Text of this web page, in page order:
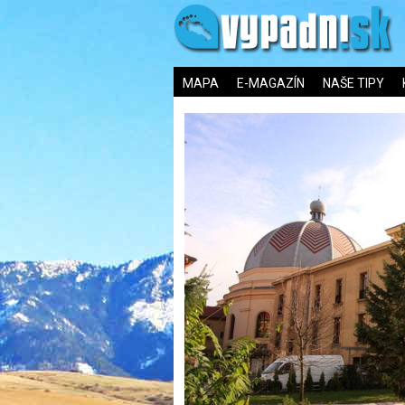
MAPA E-MAGAZÍN NAŠE TIPY